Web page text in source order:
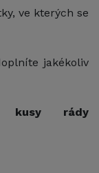
ve kterých se
jakékoliv
kusy rády